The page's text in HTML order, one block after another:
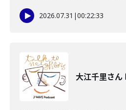
2026.07.31 |00:22:33
大江千里さん